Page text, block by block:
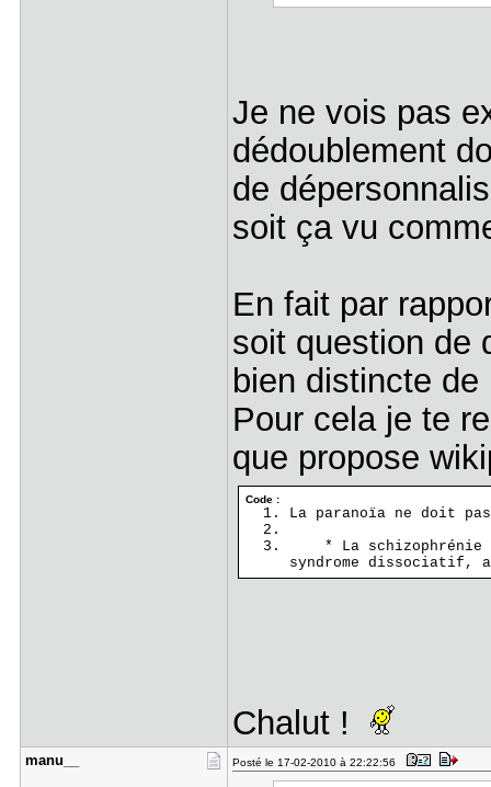
Je ne vois pas
dédoublement
de
soit ça vu
En fait par
soit question de
bien distincte
Pour cela je te
que propose
Code :
La paranoïa ne doit
* La schizophrénie
syndrome dissociatif,
Chalut !
manu__ Posté le 17-02-2010 à 22:22:56